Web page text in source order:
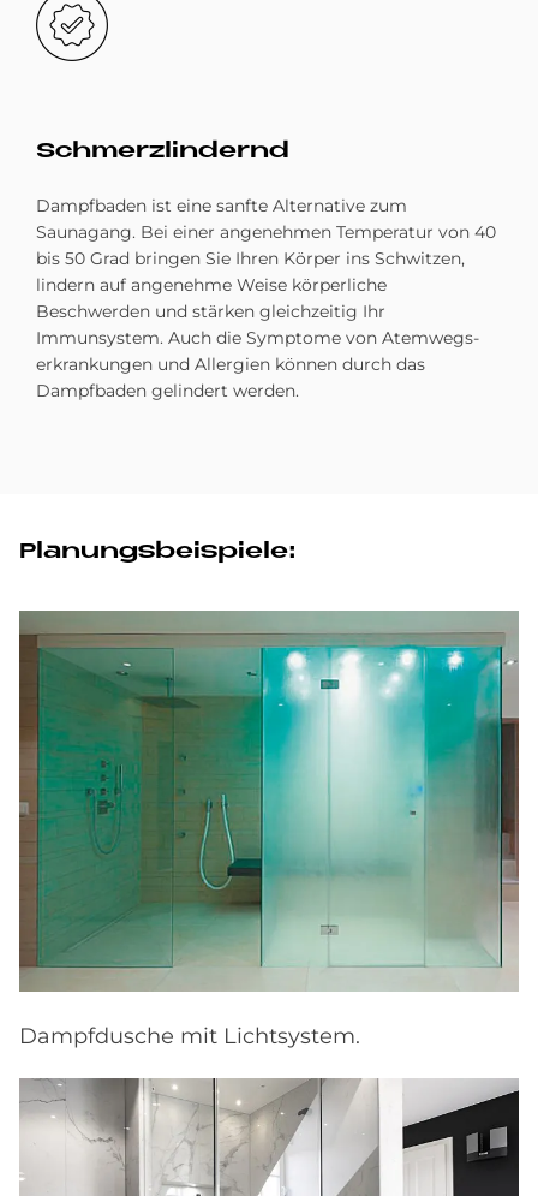
Schmerz­lin­dernd
Dampfbaden ist eine sanfte Alternative zum
Saunagang. Bei einer angenehmen Temperatur von 40
bis 50 Grad bringen Sie Ihren Körper ins Schwitzen,
lindern auf angenehme Weise körperliche
Beschwerden und stärken gleichzeitig Ihr
Immunsystem. Auch die Symptome von Atemwegs­
erkrankungen und Allergien können durch das
Dampfbaden gelindert werden.
Pla­nungs­bei­spie­le:
Dampfdusche mit Lichtsystem.